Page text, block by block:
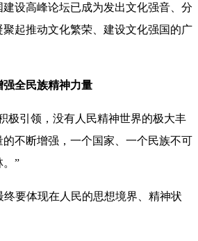
设高峰论坛已成为发出文化强音、分
起推动文化繁荣、建设文化强国的广
全民族精神力量
引领，没有人民精神世界的极大丰
不断增强，一个国家、一个民族不可
。”
要体现在人民的思想境界、精神状